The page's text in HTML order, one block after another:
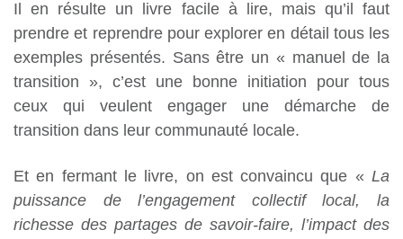
Il en résulte un livre facile à lire, mais qu’il faut
prendre et reprendre pour explorer en détail tous les
exemples présentés. Sans être un « manuel de la
transition », c’est une bonne initiation pour tous
ceux qui veulent engager une démarche de
transition dans leur communauté locale.
Et en fermant le livre, on est convaincu que « La
puissance de l’engagement collectif local, la
richesse des partages de savoir-faire, l’impact des